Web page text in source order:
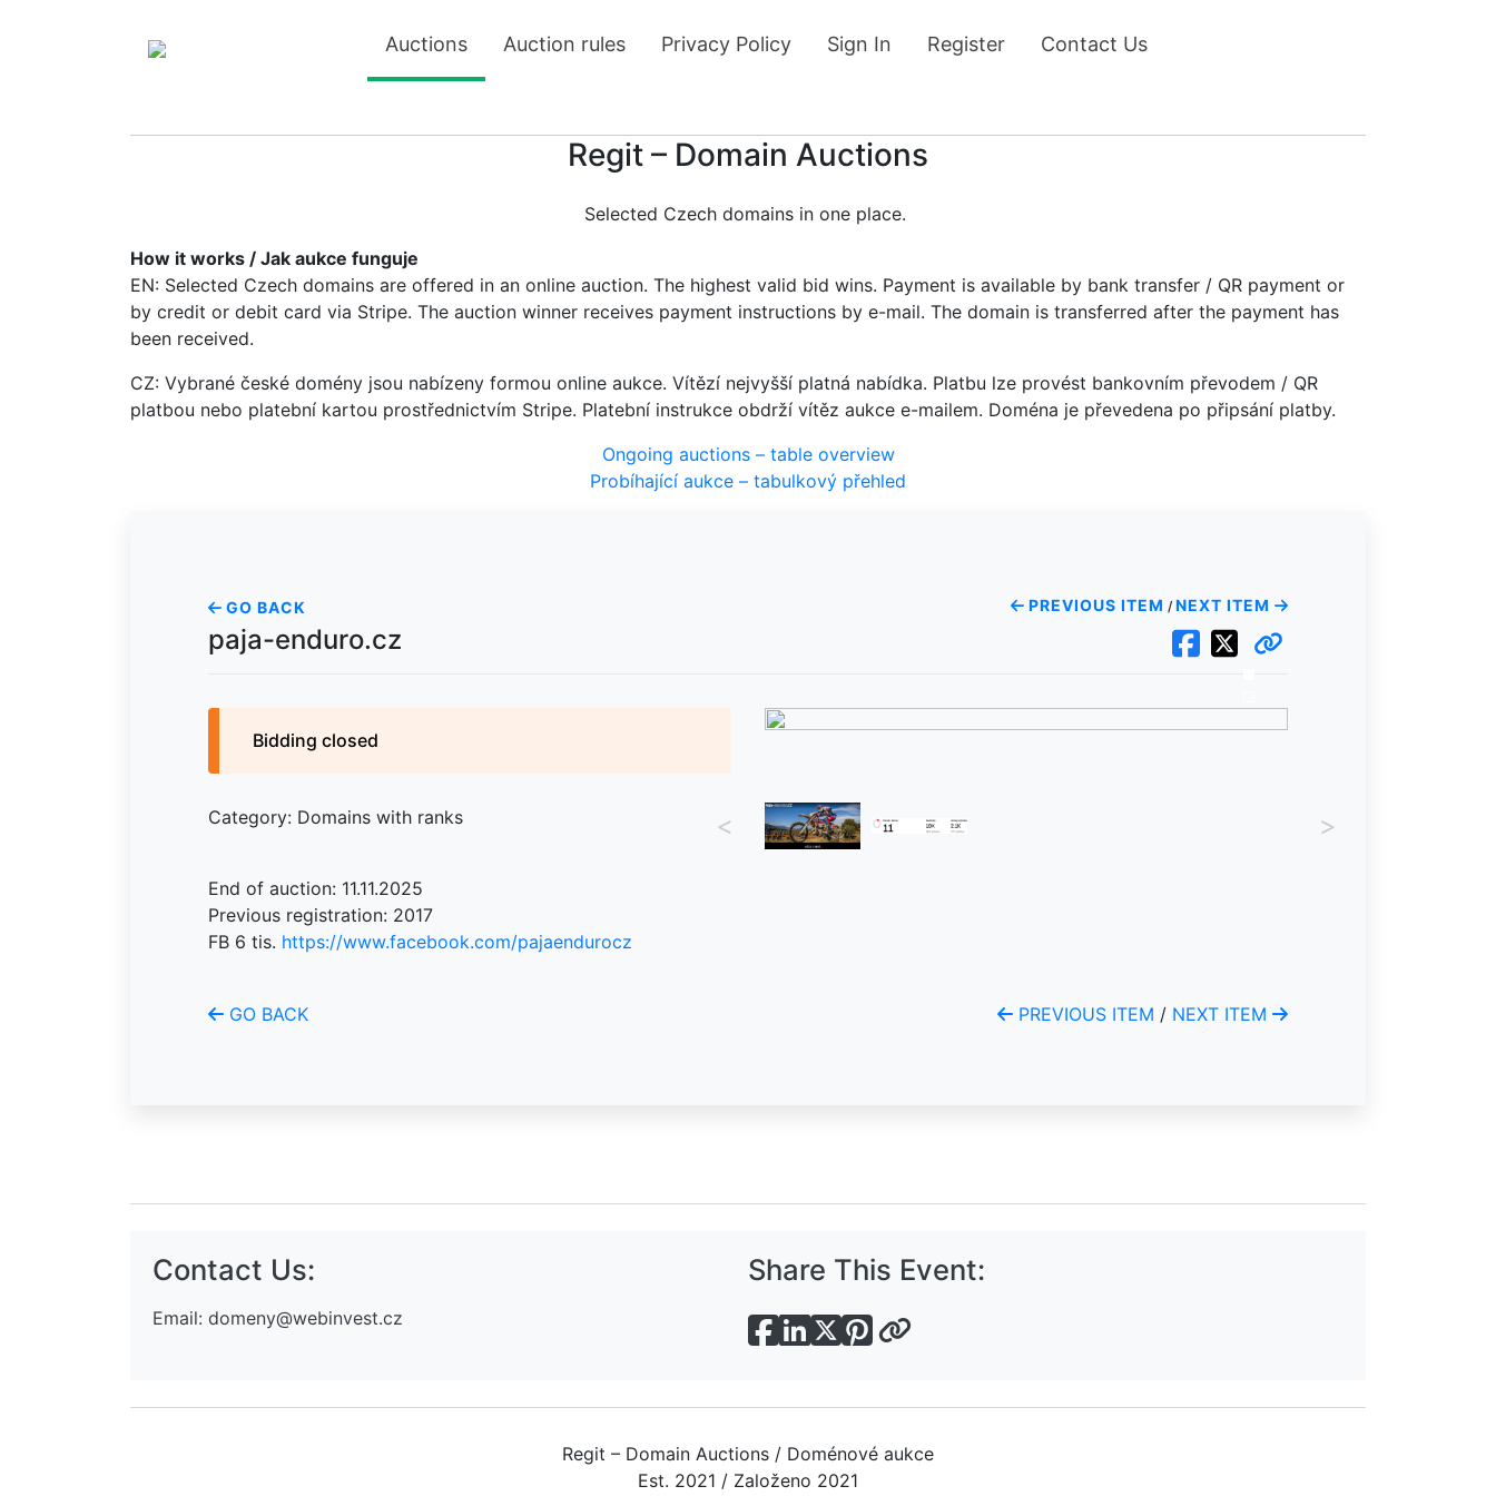
Auctions Auction rules Privacy Policy Sign In Register Contact Us
Regit – Domain Auctions
Selected Czech domains in one place.
How it works / Jak aukce funguje
EN: Selected Czech domains are offered in an online auction. The highest valid bid wins. Payment is available by bank transfer / QR payment or
by credit or debit card via Stripe. The auction winner receives payment instructions by e-mail. The domain is transferred after the payment has
been received.
CZ: Vybrané české domény jsou nabízeny formou online aukce. Vítězí nejvyšší platná nabídka. Platbu lze provést bankovním převodem / QR
platbou nebo platební kartou prostřednictvím Stripe. Platební instrukce obdrží vítěz aukce e-mailem. Doména je převedena po připsání platby.
Ongoing auctions – table overview
Probíhající aukce – tabulkový přehled
GO BACK PREVIOUS ITEM / NEXT ITEM
paja-enduro.cz
Bidding closed
Category: Domains with ranks
End of auction: 11.11.2025
Previous registration: 2017
FB 6 tis. https://www.facebook.com/pajaendurocz
< >
GO BACK PREVIOUS ITEM / NEXT ITEM
Contact Us:
Email: domeny@webinvest.cz
Share This Event:
Regit – Domain Auctions / Doménové aukce
Est. 2021 / Založeno 2021